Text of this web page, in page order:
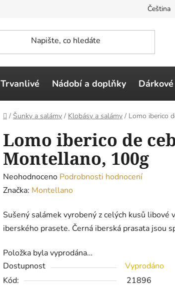
Čeština
Trvanlivé Nádobí a doplňky
Domů
/ Šunky a salámy / Klobásy a salámy / Lomo iberico
Lomo iberico de
Montellano, 100g
Průměrné
hodnocení
je
0,0
5
hvězdiček.
Neohodnoceno Podrobnosti hodnocení
Značka: Montellano
Sušený salámek vyrobený z celých kusů libové
iberského prasete. Černá iberská prasata jsou
Položka byla vyprodána…
Dostupnost
Vyprodáno
Kód:
21896